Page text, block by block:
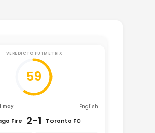
VEREDICTO FUTMETRIX
59
may English
Fire 2-1 Toronto FC